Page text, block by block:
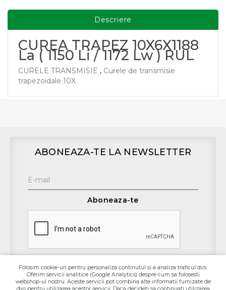
Descriere
CUREA TRAPEZ 10X6X1188
La ( 1150 Li / 1172 Lw ) RUL
CURELE TRANSMISIE , Curele de transmisie
trapezoidale 10X
ABONEAZA-TE LA NEWSLETTER
Aboneaza-te
Contact
Folosim cookie-uri pentru personaliza continutul si a analiza traficul dvs.
Oferim servicii analitice (Google Analytics) despre cum sa folosesti
webshop-ul nostru. Aceste servicii pot combina alte informatii furnizate de